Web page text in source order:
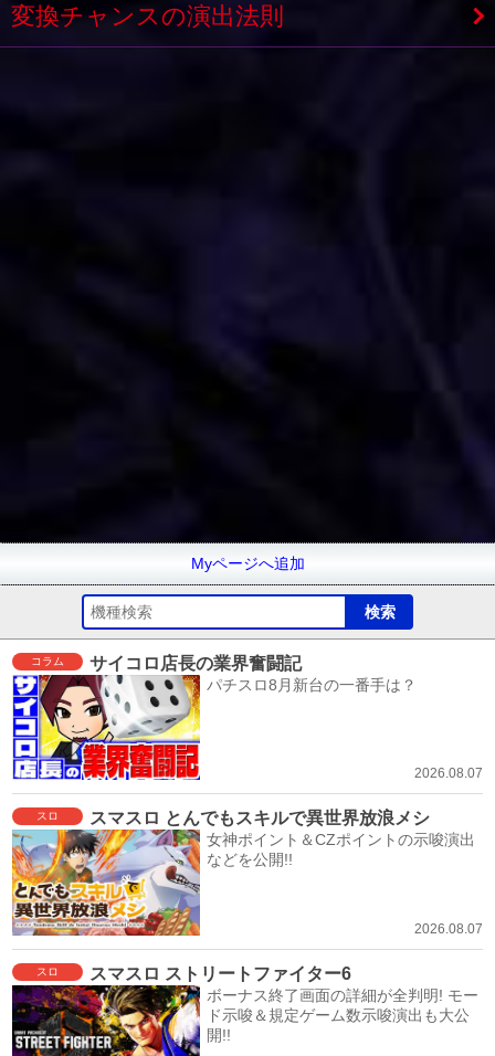
変換チャンスの演出法則
Myページへ追加
コラム サイコロ店長の業界奮闘記
パチスロ8月新台の一番手は？
2026.08.07
スロ スマスロ とんでもスキルで異世界放浪メシ
女神ポイント＆CZポイントの示唆演出
などを公開!!
2026.08.07
スロ スマスロ ストリートファイター6
ボーナス終了画面の詳細が全判明! モー
ド示唆＆規定ゲーム数示唆演出も大公
開!!